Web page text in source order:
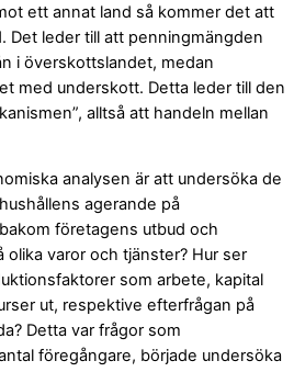
ett annat land så kommer det att
Det leder till att penningmängden
i överskottslandet, medan
med underskott. Detta leder till den
alltså att handeln mellan
analysen är att undersöka de
agerande på
företagens utbud och
varor och tjänster? Hur ser
som arbete, kapital
ut, respektive efterfrågan på
Detta var frågor som
föregångare, började undersöka